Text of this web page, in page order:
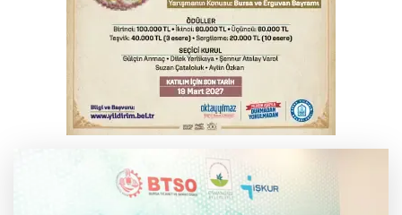
Osmangazi’de kaldırım işgaline geçit yok
BUÜ’nün laboratuvarları tam kapasite ile
sektörün hizmetinde